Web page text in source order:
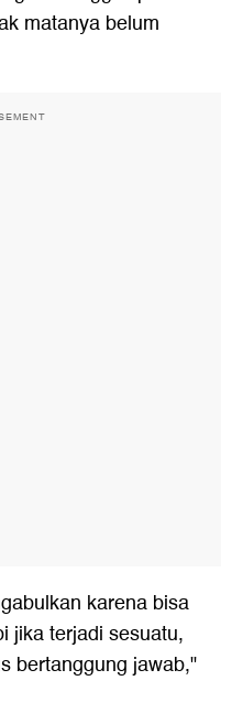
matanya belum
karena bisa
jika terjadi sesuatu,
bertanggung jawab,"